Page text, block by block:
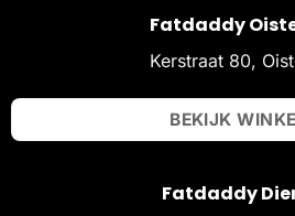
Fatdaddy
Kerstraat 80,
BEKIJK
Fatdaddy